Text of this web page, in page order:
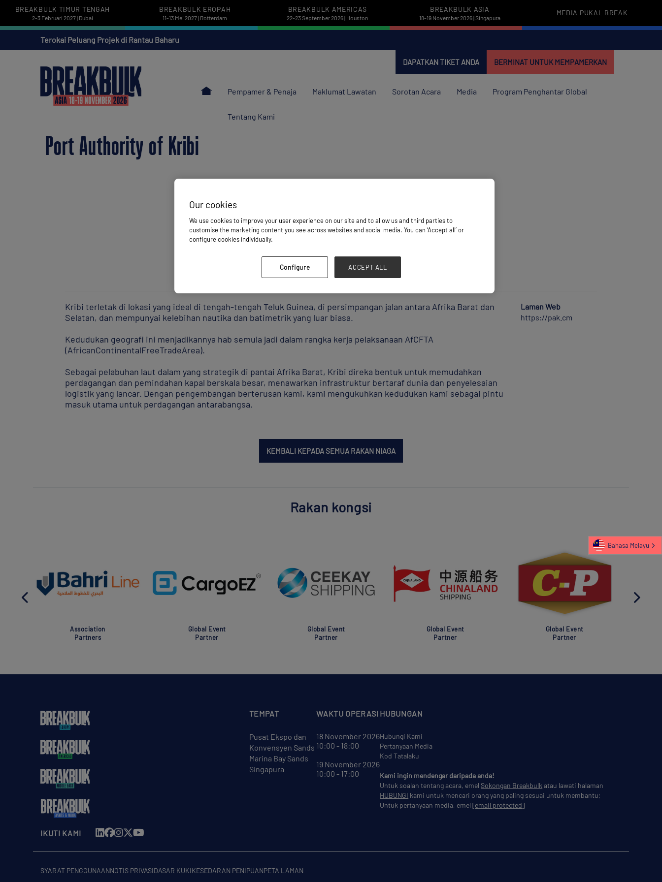
BREAKBULK TIMUR TENGAH
2-3 Februari 2027 | Dubai
BREAKBULK EROPAH
11-13 Mei 2027 | Rotterdam
BREAKBULK AMERICAS
22-23 September 2026 | Houston
BREAKBULK ASIA
18-19 November 2026 | Singapura
MEDIA PUKAL BREAK
Terokai Peluang Projek di Rantau Baharu
DAPATKAN TIKET ANDA BERMINAT UNTUK MEMPAMERKAN
Pempamer & Penaja Maklumat Lawatan Sorotan Acara Media Program Penghantar Global
Tentang Kami
Port Authority of Kribi
Kribi terletak di lokasi yang ideal di tengah-tengah Teluk Guinea, di persimpangan jalan antara Afrika Barat dan
Selatan, dan mempunyai kelebihan nautika dan batimetrik yang luar biasa.
Kedudukan geografi ini menjadikannya hab semula jadi dalam rangka kerja pelaksanaan AfCFTA
(AfricanContinentalFreeTradeArea).
Sebagai pelabuhan laut dalam yang strategik di pantai Afrika Barat, Kribi direka bentuk untuk memudahkan
perdagangan dan pemindahan kapal berskala besar, menawarkan infrastruktur bertaraf dunia dan penyelesaian
logistik yang lancar. Dengan pengembangan berterusan kami, kami mengukuhkan kedudukan kami sebagai pintu
masuk utama untuk perdagangan antarabangsa.
Laman Web
https://pak.cm
KEMBALI KEPADA SEMUA RAKAN NIAGA
Rakan kongsi
Association
Partners
Global Event
Partner
Global Event
Partner
Global Event
Partner
Global Event
Partner
TEMPAT
Pusat Ekspo dan
Konvensyen Sands
Marina Bay Sands
Singapura
WAKTU OPERASI
18 November 2026
10:00 - 18:00
19 November 2026
10:00 - 17:00
HUBUNGAN
Hubungi Kami
Pertanyaan Media
Kod Tatalaku
Kami ingin mendengar daripada anda!
Untuk soalan tentang acara, emel Sokongan Breakbulk atau lawati halaman
HUBUNGI kami untuk mencari orang yang paling sesuai untuk membantu;
Untuk pertanyaan media, emel [email protected]
IKUTI KAMI
SYARAT PENGGUNAANNOTIS PRIVASIDASAR KUKIKESEDARAN PENIPUANPETA LAMAN
Bahasa Melayu
Our cookies
We use cookies to improve your user experience on our site and to allow us and third parties to
customise the marketing content you see across websites and social media. You can ‘Accept all’ or
configure cookies individually.
Configure ACCEPT ALL